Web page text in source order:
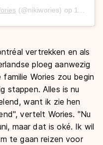
(@nikiwories) op 11 Mrt 2020 om 1:59 (PDT)
vertrekken en als
ploeg aanwezig
Wories zou begin
stappen. Alles is nu
want ik zie hen
vertelt Wories. "Nu
maar dat is oké. Ik wil
te gaan reizen voor